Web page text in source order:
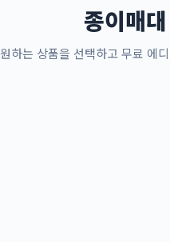
종이매
원하는 상품을 선택하고 무료 에